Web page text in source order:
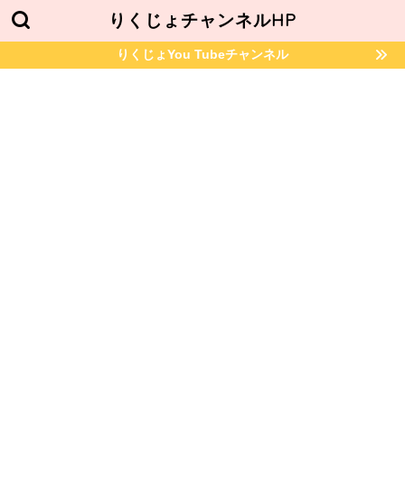
りくじょチャンネルHP
りくじょYou Tubeチャンネル